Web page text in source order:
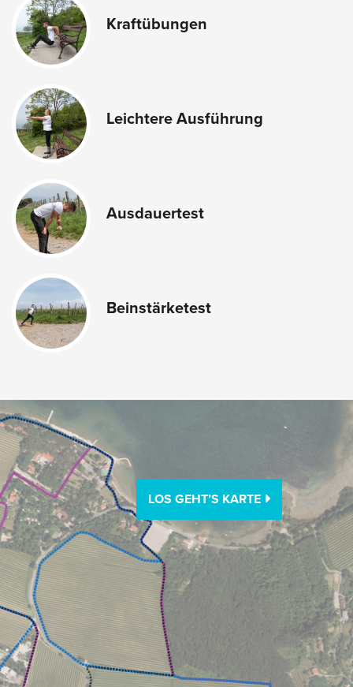
Kraftübungen
Leichtere Ausführung
Ausdauertest
Beinstärketest
LOS GEHT’S KARTE